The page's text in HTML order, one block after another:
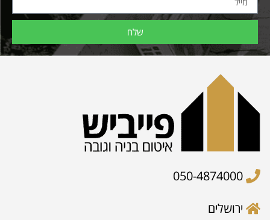
שלח
050-4874000
ירושלים